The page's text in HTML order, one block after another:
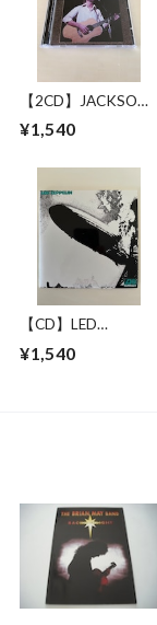
【2CD】JACKSON
BROWNE / LONG
BEACH 1978 MIKE
CASSETTES
¥1,540
【CD】LED
ZEPPELIN
¥1,540